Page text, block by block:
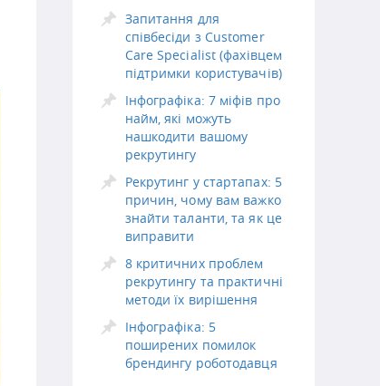
Запитання для
співбесіди з Customer
Care Specialist (фахівцем
підтримки користувачів)
Інфографіка: 7 міфів про
найм, які можуть
нашкодити вашому
рекрутингу
Рекрутинг у стартапах: 5
причин, чому вам важко
знайти таланти, та як це
виправити
8 критичних проблем
рекрутингу та практичні
методи їх вирішення
Інфографіка: 5
поширених помилок
брендингу роботодавця